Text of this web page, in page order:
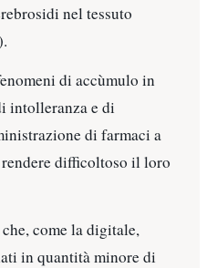
nel tessuto
di accùmulo in
intolleranza e di
di farmaci a
difficoltoso il loro
come la digitale,
in quantità minore di